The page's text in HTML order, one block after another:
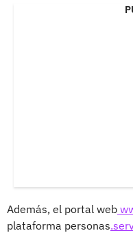
Además, el portal web
plataforma personas